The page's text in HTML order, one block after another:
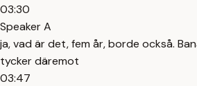
03:30
Speaker A
ja, vad är det, fem år, borde också.
tycker däremot
03:47